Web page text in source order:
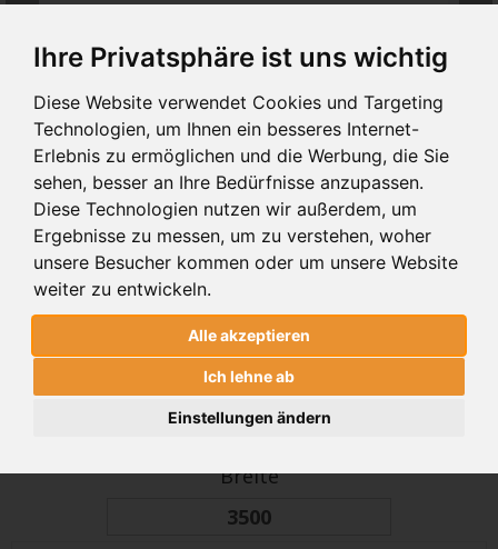
Ihre Privatsphäre ist uns wichtig
Diese Website verwendet Cookies und Targeting
Technologien, um Ihnen ein besseres Internet-
Erlebnis zu ermöglichen und die Werbung, die Sie
sehen, besser an Ihre Bedürfnisse anzupassen.
Diese Technologien nutzen wir außerdem, um
Ergebnisse zu messen, um zu verstehen, woher
unsere Besucher kommen oder um unsere Website
weiter zu entwickeln.
Alle akzeptieren
Ich lehne ab
Einstellungen ändern
SCHIEBETORE BA 107 SCHIEBETORE BA LAMELLEN
SCHIEBETORE BA 107
ALUMINIUM
alter Preis
7220 €
PREIS
(inkl 19% MwSt.) 6017€
. BREITE UND HÖHE
Breite